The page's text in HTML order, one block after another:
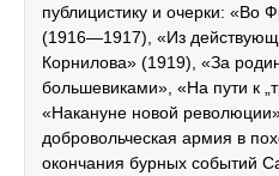
публицистику и очерки: «Во
(1916—1917), «Из
Корнилова» (1919), «За
большевиками», «На пути к
«Накануне новой
добровольческая армия в
окончания бурных событий